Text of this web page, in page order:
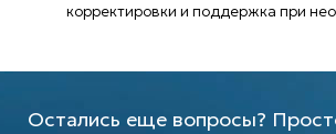
корректировки и поддержка при
Остались еще вопросы?